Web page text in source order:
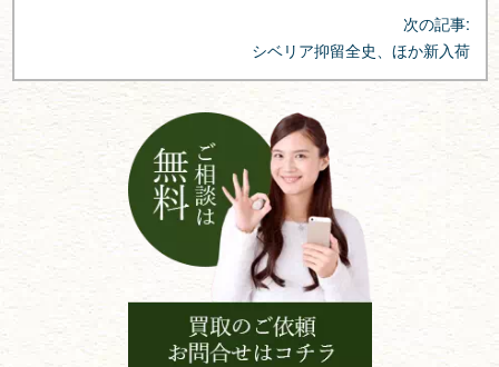
シ
ョ
ン
次の記事:
シベリア抑留全史、ほか新入荷